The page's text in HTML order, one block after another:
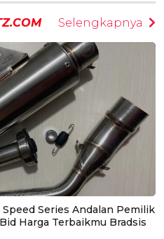
Selengkapnya
Series Andalan Pemilik
Harga Terbaikmu Bradsis